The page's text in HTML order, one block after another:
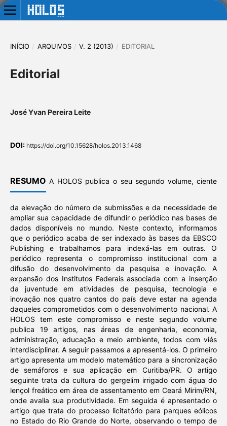
INÍCIO / ARQUIVOS / V. 2 (2013) / EDITORIAL
Editorial
José Yvan Pereira Leite
DOI: https://doi.org/10.15628/holos.2013.1468
RESUMO A HOLOS publica o seu segundo volume, ciente
da elevação do número de submissões e da necessidade de
ampliar sua capacidade de difundir o periódico nas bases de
dados disponíveis no mundo. Neste contexto, informamos
que o periódico acaba de ser indexado às bases da EBSCO
Publishing e trabalhamos para indexá-las em outras. O
periódico representa o compromisso institucional com a
difusão do desenvolvimento da pesquisa e inovação. A
expansão dos Institutos Federais associada com a inserção
da juventude em atividades de pesquisa, tecnologia e
inovação nos quatro cantos do país deve estar na agenda
daqueles comprometidos com o desenvolvimento nacional. A
HOLOS tem este compromisso e neste segundo volume
publica 19 artigos, nas áreas de engenharia, economia,
administração, educação e meio ambiente, todos com viés
interdisciplinar. A seguir passamos a apresentá-los. O primeiro
artigo apresenta um modelo matemático para a sincronização
de semáforos e sua aplicação em Curitiba/PR. O artigo
seguinte trata da cultura do gergelim irrigado com água do
lençol freático em área de assentamento em Ceará Mirim/RN,
onde avalia sua produtividade. Em seguida é apresentado o
artigo que trata do processo licitatório para parques eólicos
no Estado do Rio Grande do Norte, observando o tempo de